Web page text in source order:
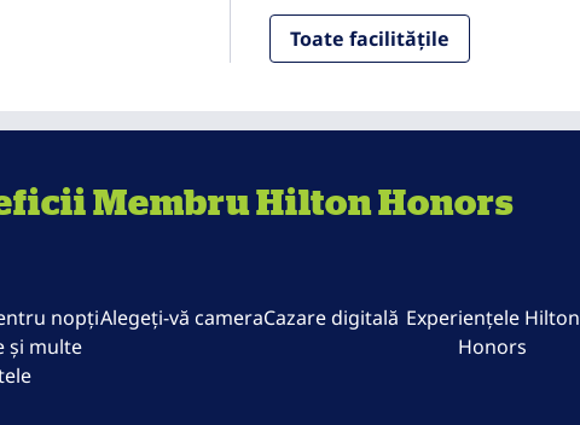
Toate facilitățile
Membru Hilton Honors
nopți
și multe
Alegeți-vă cameraCazare digitală Experiențele Hilton
Honors